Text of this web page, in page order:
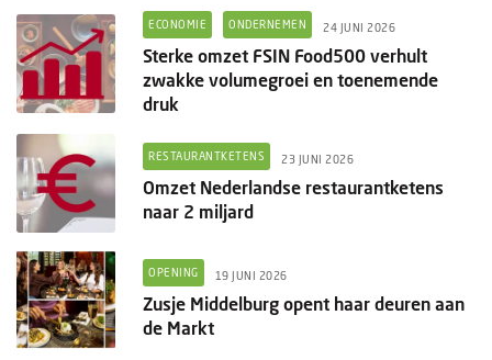
ECONOMIE ONDERNEMEN 24 JUNI 2026
Sterke omzet FSIN Food500 verhult
zwakke volumegroei en toenemende
druk
RESTAURANTKETENS 23 JUNI 2026
Omzet Nederlandse restaurantketens
naar 2 miljard
OPENING 19 JUNI 2026
Zusje Middelburg opent haar deuren aan
de Markt